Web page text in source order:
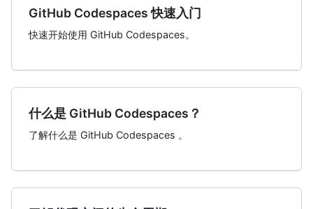
GitHub Codespaces 快速入门
快速开始使用 GitHub Codespaces。
什么是 GitHub Codespaces？
了解什么是 GitHub Codespaces 。